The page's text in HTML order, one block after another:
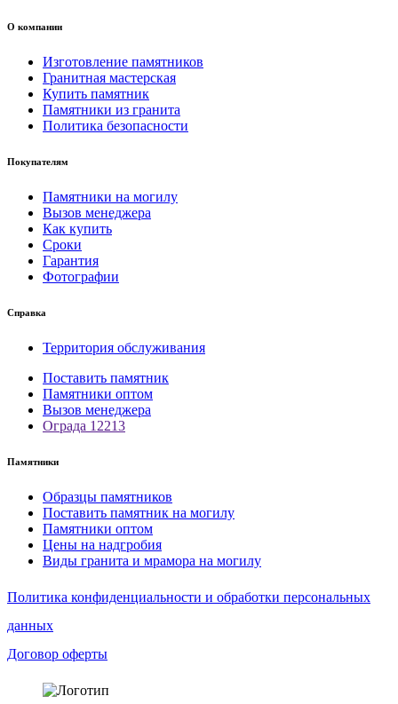
О компании
Изготовление памятников
Гранитная мастерская
Купить памятник
Памятники из гранита
Политика безопасности
Покупателям
Памятники на могилу
Вызов менеджера
Как купить
Сроки
Гарантия
Фотографии
Справка
Территория обслуживания
Поставить памятник
Памятники оптом
Вызов менеджера
Ограда 12213
Памятники
Образцы памятников
Поставить памятник на могилу
Памятники оптом
Цены на надгробия
Виды гранита и мрамора на могилу
Политика конфиденциальности и обработки персональных
данных
Договор оферты